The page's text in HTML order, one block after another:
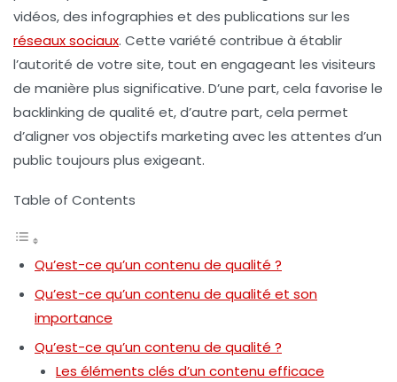
vidéos, des infographies et des publications sur les
réseaux sociaux. Cette variété contribue à établir
l’autorité de votre site, tout en engageant les visiteurs
de manière plus significative. D’une part, cela favorise le
backlinking de qualité et, d’autre part, cela permet
d’aligner vos objectifs marketing avec les attentes d’un
public toujours plus exigeant.
Table of Contents
Qu’est-ce qu’un contenu de qualité ?
Qu’est-ce qu’un contenu de qualité et son
importance
Qu’est-ce qu’un contenu de qualité ?
Les éléments clés d’un contenu efficace